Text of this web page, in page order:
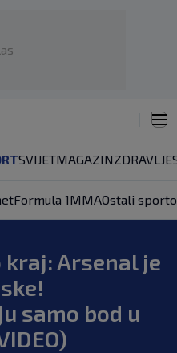
SVIJETMAGAZINZDRAVLJE
Formula 1MMAOstali
kraj: Arsenal je
samo bod u